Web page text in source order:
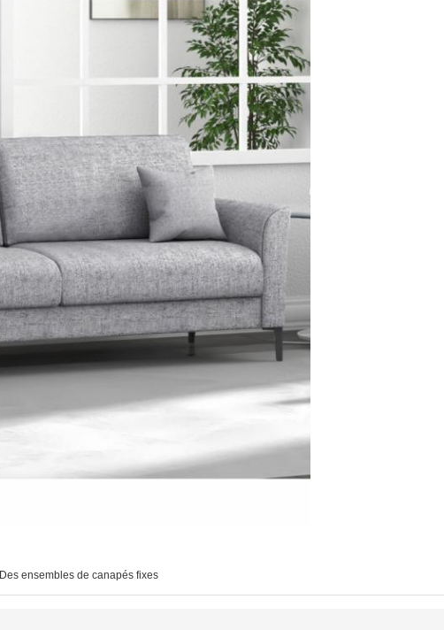
Des ensembles de canapés fixes